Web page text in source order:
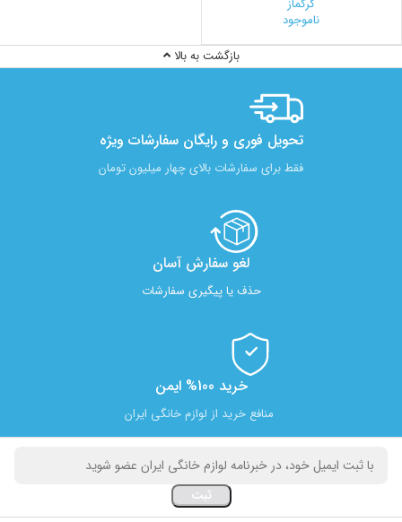
ناموجود
بازگشت به بالا
تحویل فوری و رایگان سفارشات ویژه
فقط برای سفارشات بالای چهار میلیون تومان
لغو سفارش آسان​
حذف یا پیگیری سفارشات
خرید 100% ایمن
منافع خرید از لوازم خانگی ایران